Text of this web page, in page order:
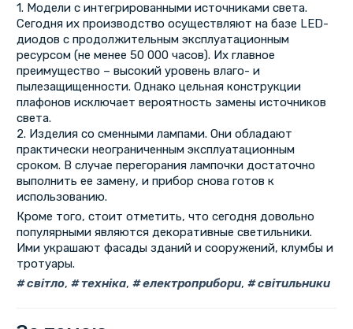
1. Модели с интегрированными источниками света.
Сегодня их производство осуществляют на базе LED-
диодов с продолжительным эксплуатационным
ресурсом (не менее 50 000 часов). Их главное
преимущество – высокий уровень влаго- и
пылезащищенности. Однако цельная конструкции
плафонов исключает вероятность замены источников
света.
2. Изделия со сменными лампами. Они обладают
практически неограниченным эксплуатационным
сроком. В случае перегорания лампочки достаточно
выполнить ее замену, и прибор снова готов к
использованию.
Кроме того, стоит отметить, что сегодня довольно
популярными являются декоративные светильники.
Ими украшают фасады зданий и сооружений, клумбы и
тротуары.
світло, техніка, електроприбори, світильники